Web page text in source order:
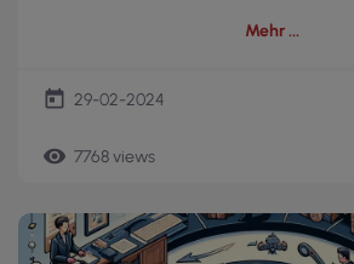
Mehr
today 29-02-2024
remove_red_eye 7768 views